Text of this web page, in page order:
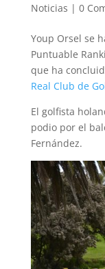
Noticias | 0
Youp Orsel se
Puntuable
que ha
Real Club de
El golfista
podio por el
Fernández.